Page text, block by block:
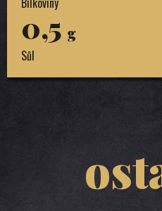
0,5 g
Sůl